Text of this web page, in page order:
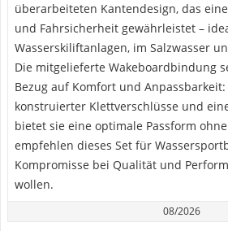
überarbeiteten Kantendesign, das
und Fahrsicherheit gewährleistet –
Wasserskiliftanlagen, im Salzwasser
Die mitgelieferte Wakeboardbindung
Bezug auf Komfort und
konstruierter Klettverschlüsse und
bietet sie eine optimale Passform
empfehlen dieses Set für
Kompromisse bei Qualität und
wollen.
08/2026